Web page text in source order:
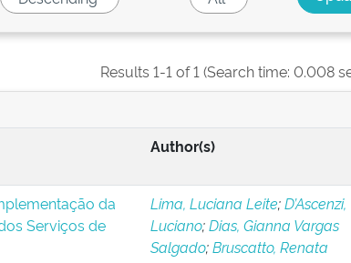
Results 1-1 of 1 (Search time: 0.008
Author(s)
da
Serviços de
Lima, Luciana Leite;D’Ascenzi,
Luciano;Dias, Gianna Vargas
Salgado;Bruscatto, Renata